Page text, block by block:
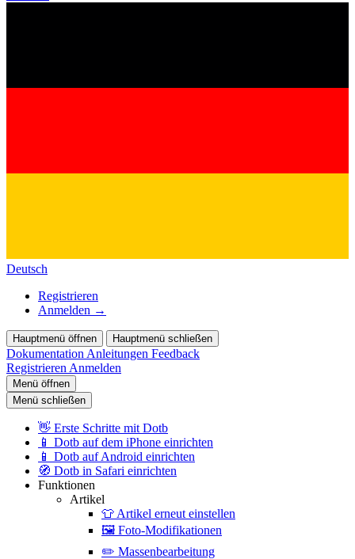
Deutsch
Registrieren
Anmelden →
Hauptmenü öffnen Hauptmenü schließen
Dokumentation Anleitungen Feedback
Registrieren Anmelden
Menü öffnen
Menü schließen
👋 Erste Schritte mit Dotb
📱 Dotb auf dem iPhone einrichten
📱 Dotb auf Android einrichten
🧭 Dotb in Safari einrichten
Funktionen
Artikel
👕 Artikel erneut einstellen
🖼️ Foto-Modifikationen
✏️ Massenbearbeitung